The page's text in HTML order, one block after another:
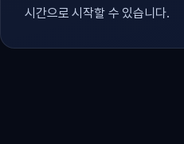
시간으로 시작할 수 있습니다.